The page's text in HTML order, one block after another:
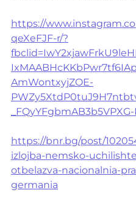
https://
qeXeFJF-r/?
AmWontxyjZOE-
https://bnr.bg/post/
izlojba-nemsko-
otbelazva-nacionalnia-
germania